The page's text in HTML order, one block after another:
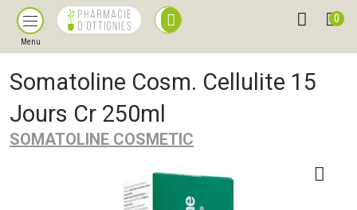
Menu
0
Somatoline Cosm. Cellulite 15
Jours Cr 250ml
SOMATOLINE COSMETIC